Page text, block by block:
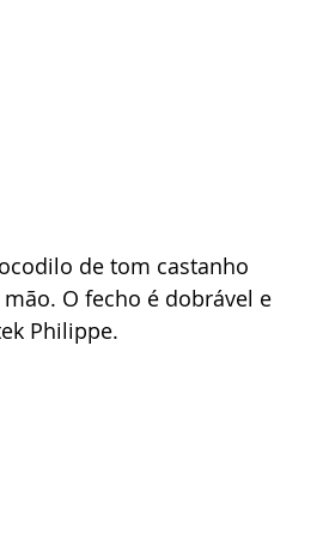
de tom castanho
O fecho é dobrável e
Philippe.